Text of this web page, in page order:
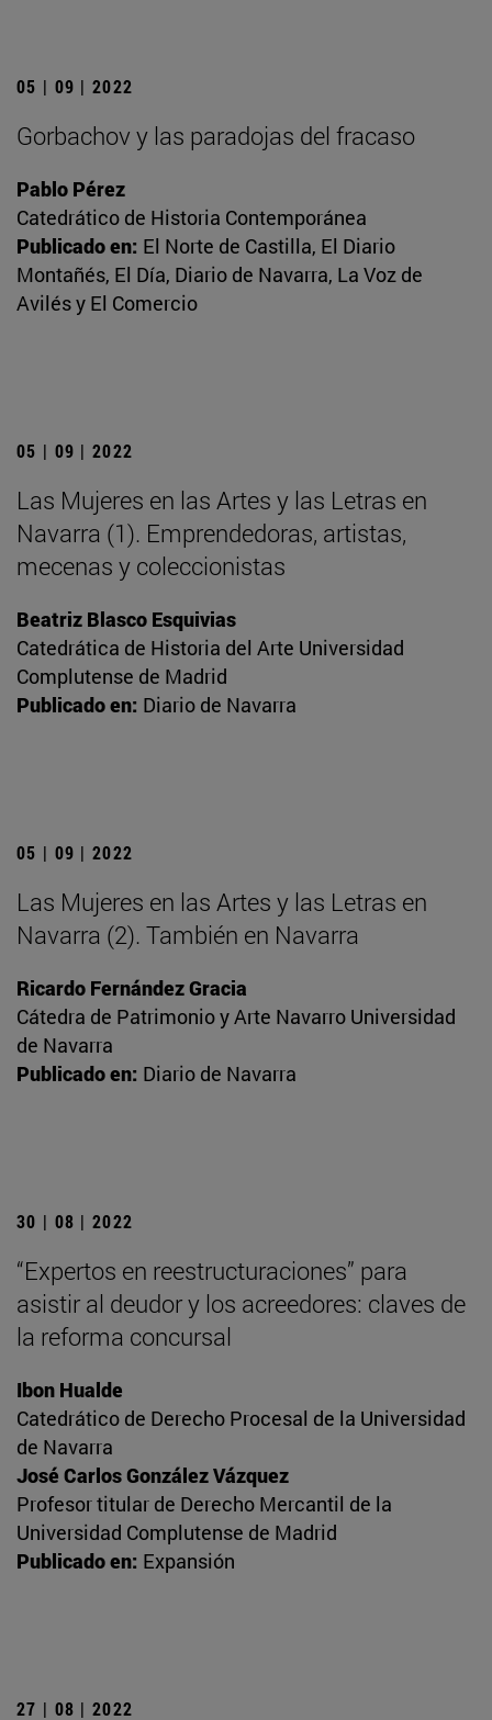
05 | 09 | 2022
Gorbachov y las paradojas del fracaso
Pablo Pérez
Catedrático de Historia Contemporánea
Publicado en: El Norte de Castilla, El Diario
Montañés, El Día, Diario de Navarra, La Voz de
Avilés y El Comercio
05 | 09 | 2022
Las Mujeres en las Artes y las Letras en
Navarra (1). Emprendedoras, artistas,
mecenas y coleccionistas
Beatriz Blasco Esquivias
Catedrática de Historia del Arte Universidad
Complutense de Madrid
Publicado en: Diario de Navarra
05 | 09 | 2022
Las Mujeres en las Artes y las Letras en
Navarra (2). También en Navarra
Ricardo Fernández Gracia
Cátedra de Patrimonio y Arte Navarro Universidad
de Navarra
Publicado en: Diario de Navarra
30 | 08 | 2022
“Expertos en reestructuraciones” para
asistir al deudor y los acreedores: claves de
la reforma concursal
Ibon Hualde
Catedrático de Derecho Procesal de la Universidad
de Navarra
José Carlos González Vázquez
Profesor titular de Derecho Mercantil de la
Universidad Complutense de Madrid
Publicado en: Expansión
27 | 08 | 2022